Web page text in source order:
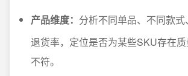
产品维度： 分析不同单品、不同款
退货率，定位是否为某些SKU存在
不符。